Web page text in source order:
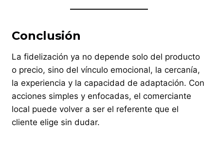
Conclusión
La fidelización ya no depende solo del producto
o precio, sino del vínculo emocional, la cercanía,
la experiencia y la capacidad de adaptación. Con
acciones simples y enfocadas, el comerciante
local puede volver a ser el referente que el
cliente elige sin dudar.